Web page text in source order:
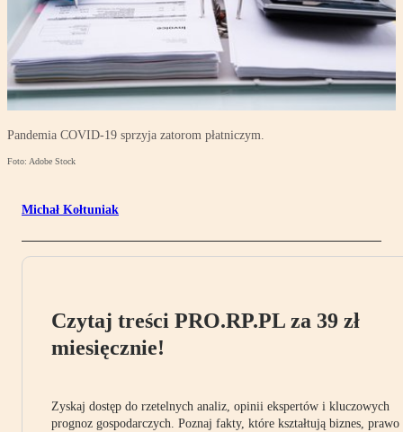
Pandemia COVID-19 sprzyja zatorom płatniczym.
Foto: Adobe Stock
Michał Kołtuniak
Czytaj treści PRO.RP.PL za 39 zł
miesięcznie!
Zyskaj dostęp do rzetelnych analiz, opinii ekspertów i kluczowych
prognoz gospodarczych. Poznaj fakty, które kształtują biznes, prawo